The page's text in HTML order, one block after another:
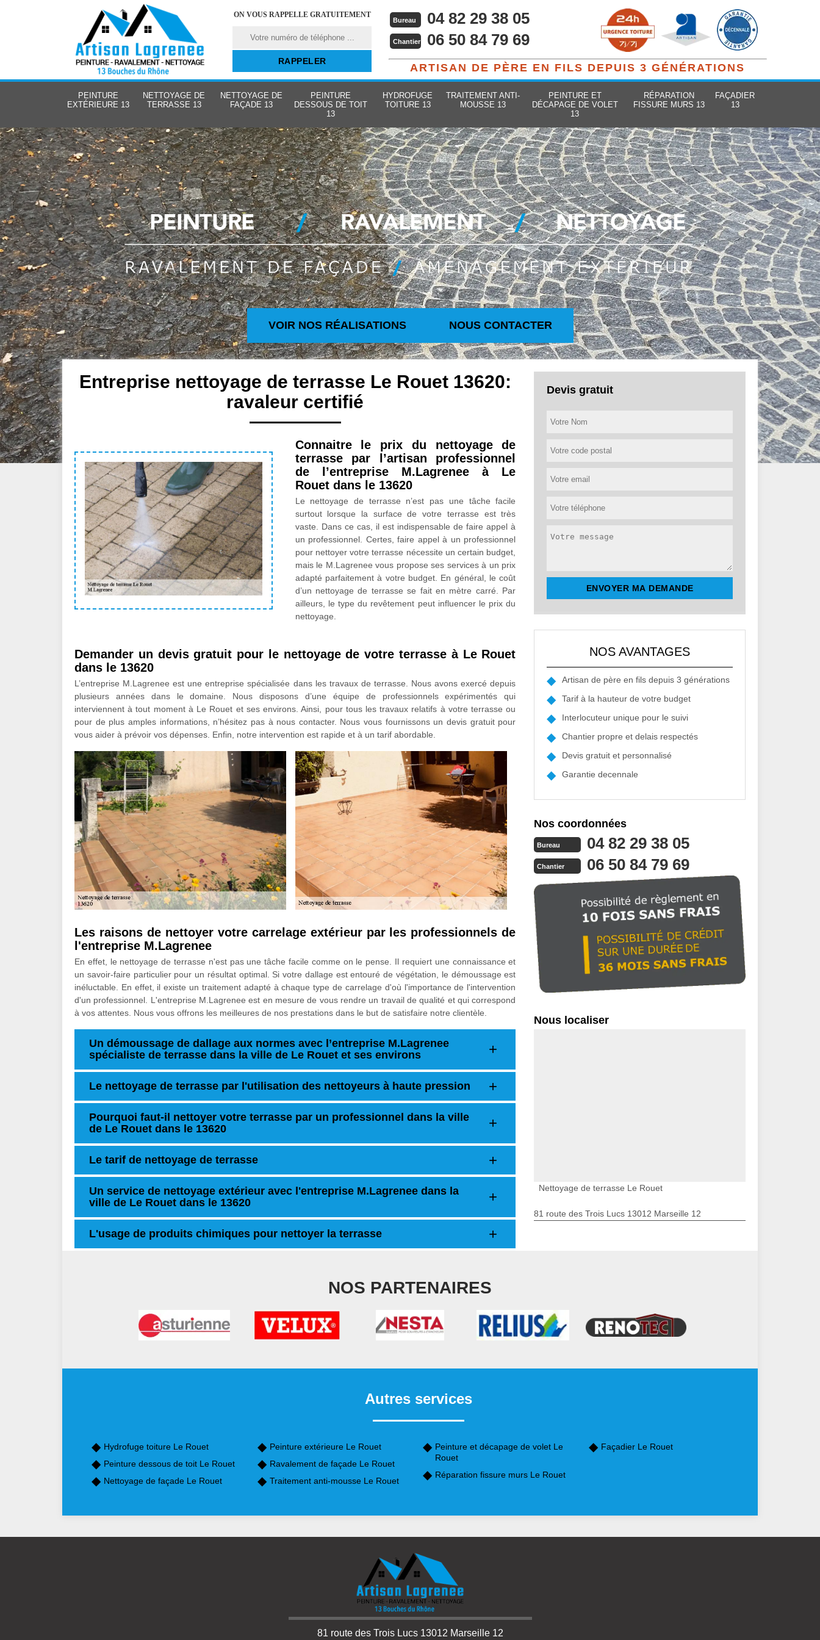
ON VOUS RAPPELLE GRATUITEMENT
Bureau 04 82 29 38 05
Chantier 06 50 84 79 69
ARTISAN DE PÈRE EN FILS DEPUIS 3 GÉNÉRATIONS
PEINTURE
EXTÉRIEURE 13
NETTOYAGE DE
TERRASSE 13
NETTOYAGE DE
FAÇADE 13
PEINTURE
DESSOUS DE TOIT
13
HYDROFUGE
TOITURE 13
TRAITEMENT ANTI-
MOUSSE 13
PEINTURE ET
DÉCAPAGE DE VOLET
13
RÉPARATION
FISSURE MURS 13
FAÇADIER
13
VOIR NOS RÉALISATIONS NOUS CONTACTER
Entreprise nettoyage de terrasse Le Rouet 13620:
ravaleur certifié
Connaitre le prix du nettoyage de
terrasse par l’artisan professionnel
de l’entreprise M.Lagrenee à Le
Rouet dans le 13620
Le nettoyage de terrasse n’est pas une tâche facile
surtout lorsque la surface de votre terrasse est très
vaste. Dans ce cas, il est indispensable de faire appel à
un professionnel. Certes, faire appel à un professionnel
pour nettoyer votre terrasse nécessite un certain budget,
mais le M.Lagrenee vous propose ses services à un prix
adapté parfaitement à votre budget. En général, le coût
d’un nettoyage de terrasse se fait en mètre carré. Par
ailleurs, le type du revêtement peut influencer le prix du
nettoyage.
Demander un devis gratuit pour le nettoyage de votre terrasse à Le Rouet
dans le 13620
L’entreprise M.Lagrenee est une entreprise spécialisée dans les travaux de terrasse. Nous avons exercé depuis
plusieurs années dans le domaine. Nous disposons d’une équipe de professionnels expérimentés qui
interviennent à tout moment à Le Rouet et ses environs. Ainsi, pour tous les travaux relatifs à votre terrasse ou
pour de plus amples informations, n’hésitez pas à nous contacter. Nous vous fournissons un devis gratuit pour
vous aider à prévoir vos dépenses. Enfin, notre intervention est rapide et à un tarif abordable.
Les raisons de nettoyer votre carrelage extérieur par les professionnels de
l'entreprise M.Lagrenee
En effet, le nettoyage de terrasse n'est pas une tâche facile comme on le pense. Il requiert une connaissance et
un savoir-faire particulier pour un résultat optimal. Si votre dallage est entouré de végétation, le démoussage est
inéluctable. En effet, il existe un traitement adapté à chaque type de carrelage d'où l'importance de l'intervention
d'un professionnel. L'entreprise M.Lagrenee est en mesure de vous rendre un travail de qualité et qui correspond
à vos attentes. Nous vous offrons les meilleures de nos prestations dans le but de satisfaire notre clientèle.
Un démoussage de dallage aux normes avec l’entreprise M.Lagrenee
spécialiste de terrasse dans la ville de Le Rouet et ses environs
Le nettoyage de terrasse par l'utilisation des nettoyeurs à haute pression
Pourquoi faut-il nettoyer votre terrasse par un professionnel dans la ville
de Le Rouet dans le 13620
Le tarif de nettoyage de terrasse
Un service de nettoyage extérieur avec l'entreprise M.Lagrenee dans la
ville de Le Rouet dans le 13620
L'usage de produits chimiques pour nettoyer la terrasse
Devis gratuit
NOS AVANTAGES
Artisan de père en fils depuis 3 générations
Tarif à la hauteur de votre budget
Interlocuteur unique pour le suivi
Chantier propre et delais respectés
Devis gratuit et personnalisé
Garantie decennale
Nos coordonnées
Bureau 04 82 29 38 05
Chantier 06 50 84 79 69
Nous localiser
Nettoyage de terrasse Le Rouet
81 route des Trois Lucs 13012 Marseille 12
NOS PARTENAIRES
Autres services
Hydrofuge toiture Le Rouet
Peinture dessous de toit Le Rouet
Nettoyage de façade Le Rouet
Peinture extérieure Le Rouet
Ravalement de façade Le Rouet
Traitement anti-mousse Le Rouet
Peinture et décapage de volet Le
Rouet
Réparation fissure murs Le Rouet
Façadier Le Rouet
81 route des Trois Lucs 13012 Marseille 12